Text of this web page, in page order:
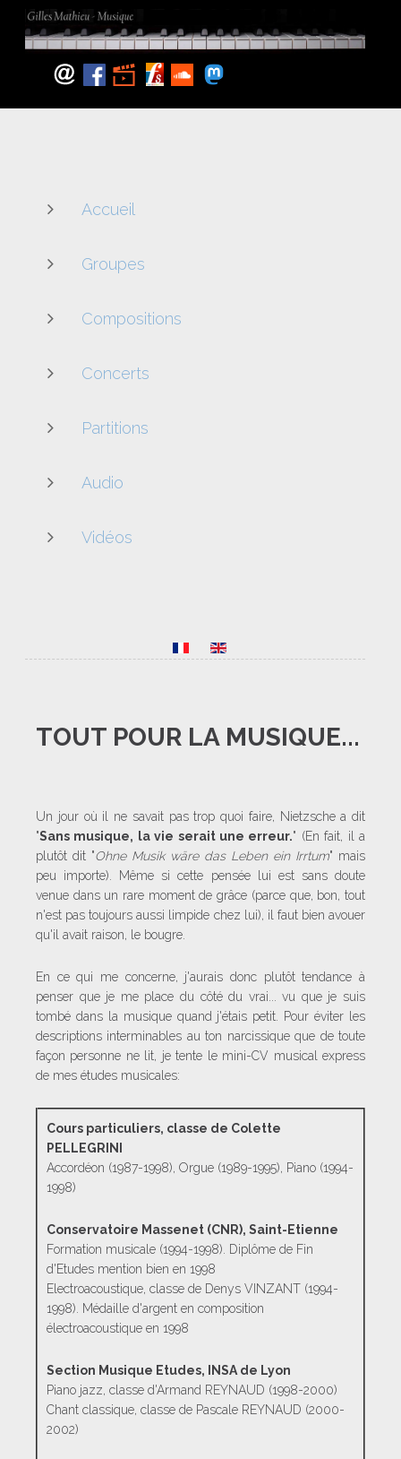
Accueil
Groupes
Compositions
Concerts
Partitions
Audio
Vidéos
TOUT POUR LA MUSIQUE...
Un jour où il ne savait pas trop quoi faire, Nietzsche a dit
"Sans musique, la vie serait une erreur." (En fait, il a
plutôt dit "Ohne Musik wäre das Leben ein Irrtum" mais
peu importe). Même si cette pensée lui est sans doute
venue dans un rare moment de grâce (parce que, bon, tout
n'est pas toujours aussi limpide chez lui), il faut bien avouer
qu'il avait raison, le bougre.
En ce qui me concerne, j'aurais donc plutôt tendance à
penser que je me place du côté du vrai... vu que je suis
tombé dans la musique quand j'étais petit. Pour éviter les
descriptions interminables au ton narcissique que de toute
façon personne ne lit, je tente le mini-CV musical express
de mes études musicales:
Cours particuliers, classe de Colette
PELLEGRINI
Accordéon (1987-1998), Orgue (1989-1995), Piano (1994-
1998)
Conservatoire Massenet (CNR), Saint-Etienne
Formation musicale (1994-1998). Diplôme de Fin
d'Etudes mention bien en 1998
Electroacoustique, classe de Denys VINZANT (1994-
1998). Médaille d'argent en composition
électroacoustique en 1998
Section Musique Etudes, INSA de Lyon
Piano jazz, classe d'Armand REYNAUD (1998-2000)
Chant classique, classe de Pascale REYNAUD (2000-
2002)